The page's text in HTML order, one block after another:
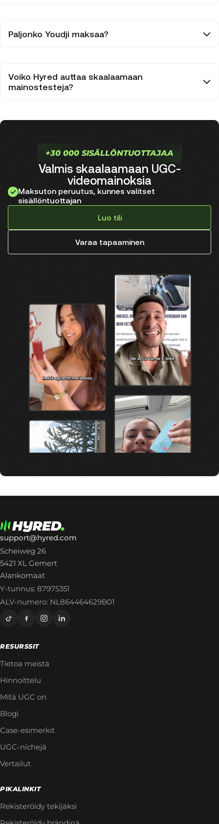
Paljonko Youdji maksaa?
Voiko Hyred auttaa skaalaamaan
mainostesteja?
+30 000 SISÄLLÖNTUOTTAJAA
Valmis skaalaamaan UGC-
videomainoksia
Maksuton peruutus, kunnes valitset
sisällöntuottajan
Luo tili
Varaa tapaaminen
support@hyred.com
Scheiweg 26
5421 XL Gemert
Alankomaat
Y-tunnus: 87975351
ALV-numero: NL864464629B01
RESURSSIT
Tietoa meistä
Hinnoittelu
Mitä UGC on
Blogi
Case-esimerkit
UGC-nichejä
Vertailut
PIKALINKIT
Rekisteröidy tekijäksi